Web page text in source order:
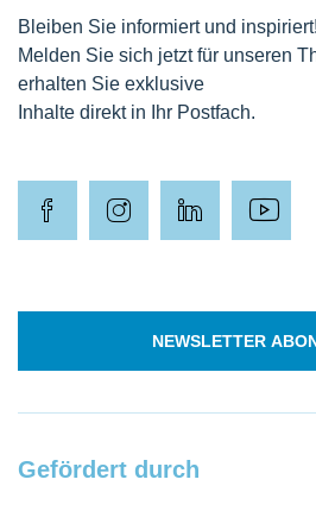
Bleiben Sie informiert und inspiriert!
Melden Sie sich jetzt für unseren
erhalten Sie exklusive
Inhalte direkt in Ihr Postfach.
NEWSLETTER
Gefördert durch